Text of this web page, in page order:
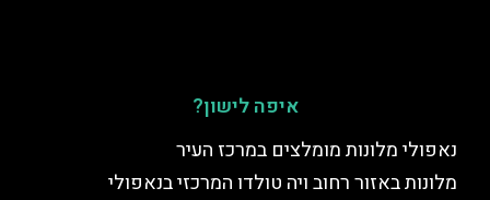
איפה לישון?
נאפולי מלונות מומלצים במרכז העיר
מלונות באזור רחוב ויה טולדו המרכזי בנאפולי